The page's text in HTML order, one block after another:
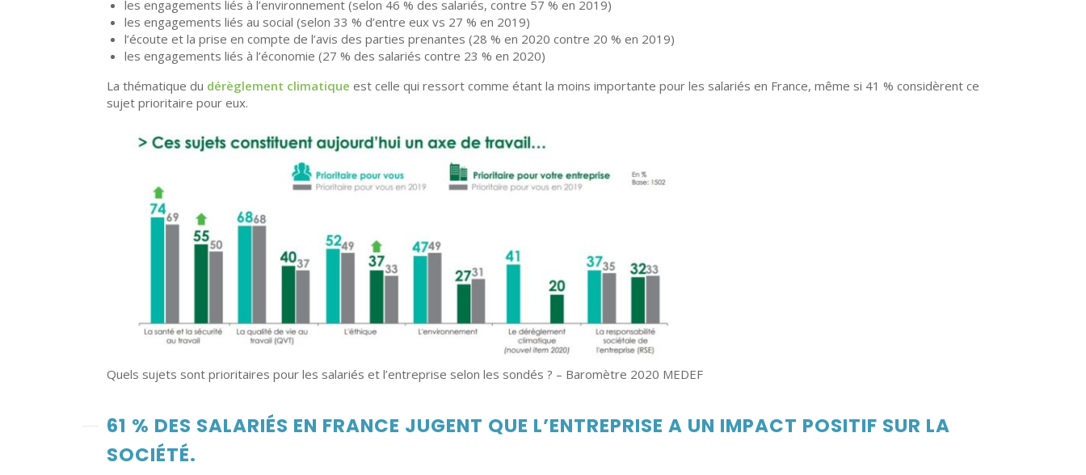
les engagements liés à l’environnement (selon 46 % des salariés, contre 57 % en 2019)
les engagements liés au social (selon 33 % d’entre eux vs 27 % en 2019)
l’écoute et la prise en compte de l’avis des parties prenantes (28 % en 2020 contre 20 % en 2019)
les engagements liés à l’économie (27 % des salariés contre 23 % en 2020)
La thématique du dérèglement climatique est celle qui ressort comme étant la moins importante pour les salariés en France, même si 41 % considèrent ce
sujet prioritaire pour eux.
Quels sujets sont prioritaires pour les salariés et l’entreprise selon les sondés ? – Baromètre 2020 MEDEF
61 % DES SALARIÉS EN FRANCE JUGENT QUE L’ENTREPRISE A UN IMPACT POSITIF SUR LA
SOCIÉTÉ.